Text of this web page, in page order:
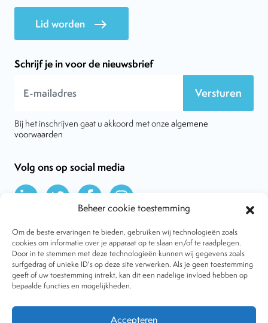
Beheer cookie toestemming
Om de beste ervaringen te bieden, gebruiken wij technologieën zoals
cookies om informatie over je apparaat op te slaan en/of te raadplegen.
Door in te stemmen met deze technologieën kunnen wij gegevens zoals
surfgedrag of unieke ID's op deze site verwerken. Als je geen toestemming
geeft of uw toestemming intrekt, kan dit een nadelige invloed hebben op
bepaalde functies en mogelijkheden.
Accepteren
Lid worden east
Schrijf je in voor de nieuwsbrief
Versturen
Bij het inschrijven gaat u akkoord met onze algemene
voorwaarden
Volg ons op social media
Over VtdK
Contact
Nieuws
Behandelwijzen
Dossiers